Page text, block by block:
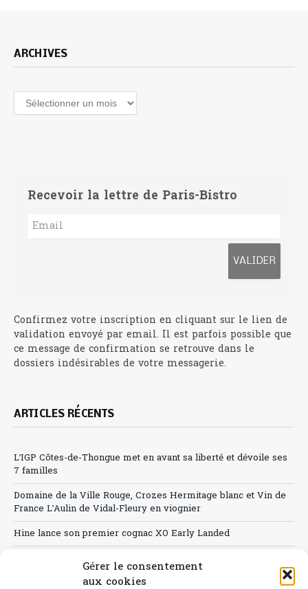
Gérer le consentement
aux cookies
ARCHIVES
Archives
Recevoir la lettre de Paris-Bistro
Confirmez votre inscription en cliquant sur le lien de
validation envoyé par email. Il est parfois possible que
ce message de confirmation se retrouve dans le
dossiers indésirables de votre messagerie.
ARTICLES RÉCENTS
L’IGP Côtes-de-Thongue met en avant sa liberté et dévoile ses
7 familles
Domaine de la Ville Rouge, Crozes Hermitage blanc et Vin de
France L’Aulin de Vidal-Fleury en viognier
Hine lance son premier cognac XO Early Landed